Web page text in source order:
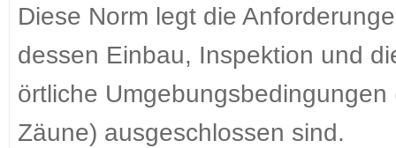
Diese Norm legt die
dessen Einbau, Inspektion und
örtliche
Zäune) ausgeschlossen sind.